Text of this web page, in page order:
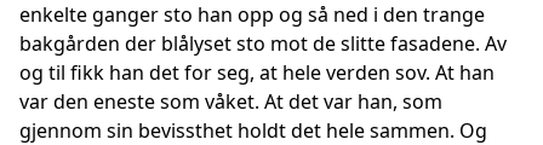
enkelte ganger sto han opp og så ned i den trange
bakgården der blålyset sto mot de slitte fasadene. Av
og til fikk han det for seg, at hele verden sov. At han
var den eneste som våket. At det var han, som
gjennom sin bevissthet holdt det hele sammen. Og